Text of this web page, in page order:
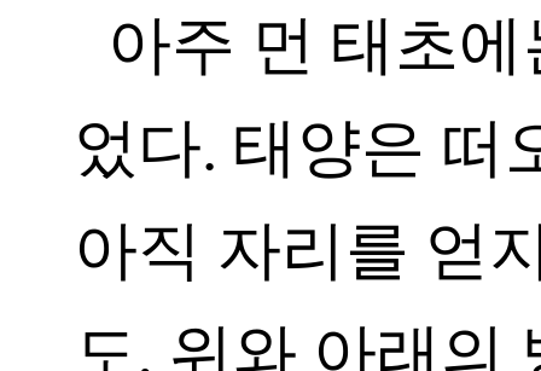
아주 먼 태초
었다. 태양은 떠
아직 자리를 얻
도, 위와 아래의